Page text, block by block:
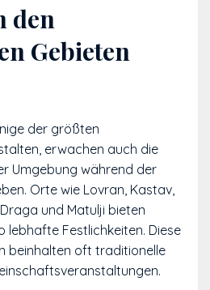
den
Gebieten
der größten
erwachen auch die
Umgebung während der
Orte wie Lovran, Kastav,
und Matulji bieten
lebhafte Festlichkeiten. Diese
beinhalten oft traditionelle